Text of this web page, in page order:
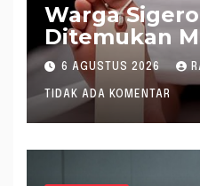
Warga
Ditemukan
saat Setrum
Sungai
6 AGUSTUS 2026
TIDAK ADA KOMENTAR